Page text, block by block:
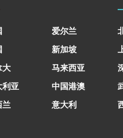
大
利亚
兰
爱尔兰
新加坡
马来西亚
中国港澳
意大利